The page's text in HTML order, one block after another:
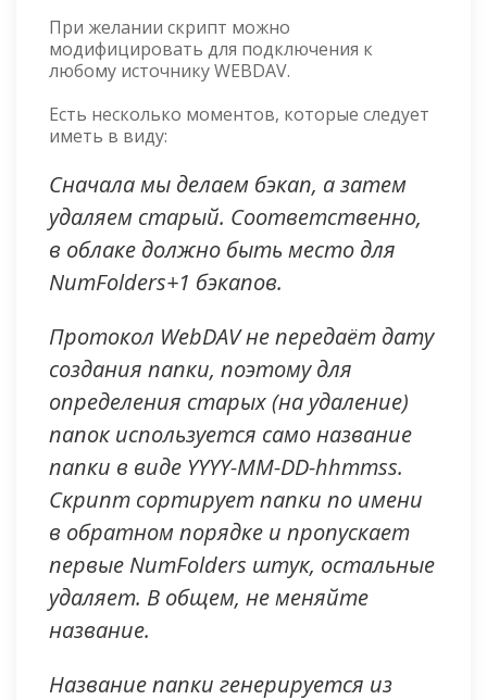
При желании скрипт можно
модифицировать для подключения к
любому источнику WEBDAV.
Есть несколько моментов, которые следует
иметь в виду:
Сначала мы делаем бэкап, а затем
удаляем старый. Соответственно,
в облаке должно быть место для
NumFolders+1 бэкапов.
Протокол WebDAV не передаёт дату
создания папки, поэтому для
определения старых (на удаление)
папок используется само название
папки в виде YYYY-MM-DD-hhmmss.
Скрипт сортирует папки по имени
в обратном порядке и пропускает
первые NumFolders штук, остальные
удаляет. В общем, не меняйте
название.
Название папки генерируется из